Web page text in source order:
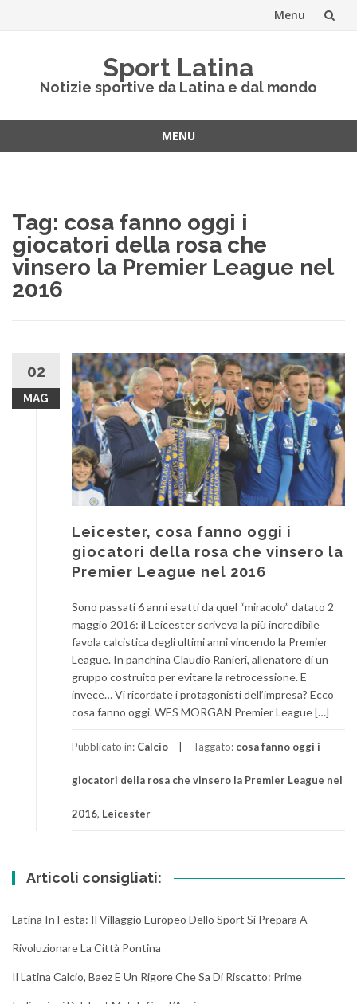
Menu
Sport Latina
Notizie sportive da Latina e dal mondo
MENU
Tag: cosa fanno oggi i
giocatori della rosa che
vinsero la Premier League nel
2016
02
MAG
Leicester, cosa fanno oggi i
giocatori della rosa che vinsero la
Premier League nel 2016
Sono passati 6 anni esatti da quel “miracolo” datato 2
maggio 2016: il Leicester scriveva la più incredibile
favola calcistica degli ultimi anni vincendo la Premier
League. In panchina Claudio Ranieri, allenatore di un
gruppo costruito per evitare la retrocessione. E
invece… Vi ricordate i protagonisti dell’impresa? Ecco
cosa fanno oggi. WES MORGAN Premier League […]
Pubblicato in: Calcio Taggato: cosa fanno oggi i
giocatori della rosa che vinsero la Premier League nel
2016, Leicester
Articoli consigliati:
Latina In Festa: Il Villaggio Europeo Dello Sport Si Prepara A
Rivoluzionare La Città Pontina
Il Latina Calcio, Baez E Un Rigore Che Sa Di Riscatto: Prime